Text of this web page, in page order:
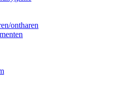
ontharen